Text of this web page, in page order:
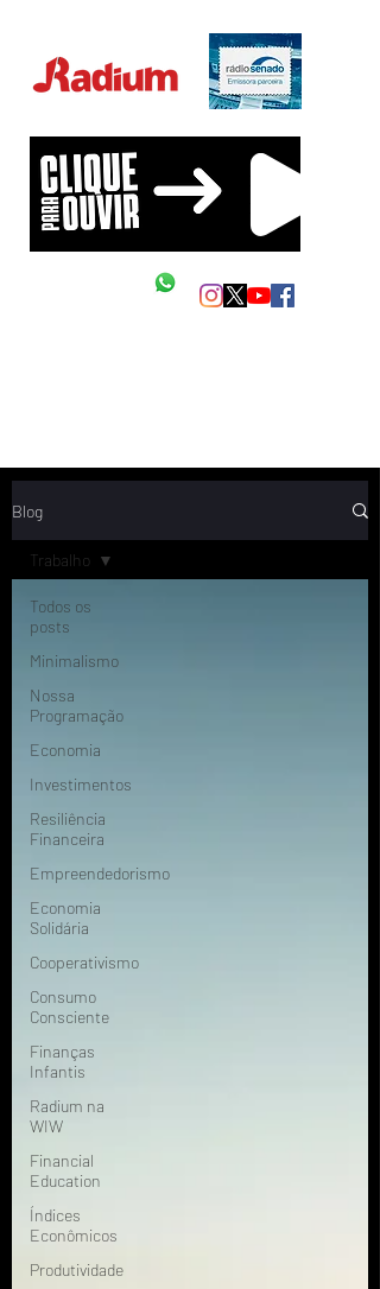
Blog
Todos os
posts
Minimalismo
Nossa
Programação
Economia
Investimentos
Resiliência
Financeira
Empreendedorismo
Economia
Solidária
Cooperativismo
Consumo
Consciente
Finanças
Infantis
Radium na
WIW
Financial
Education
Índices
Econômicos
Produtividade
Trabalho